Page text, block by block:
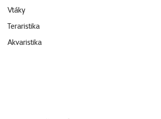
Vtáky
Teraristika
Akvaristika